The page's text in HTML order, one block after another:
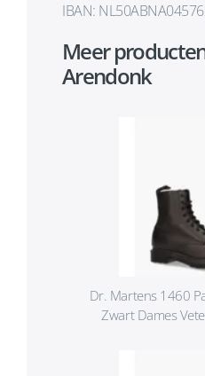
IBAN:
Meer
Arendonk
Dr. Martens 1460
Zwart Dames